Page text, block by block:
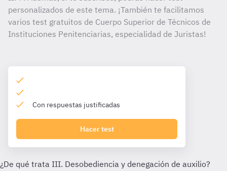
personalizados de este tema. ¡También te facilitamos
varios test gratuitos de Cuerpo Superior de Técnicos de
Instituciones Penitenciarias, especialidad de Juristas!
Con respuestas justificadas
Hacer test